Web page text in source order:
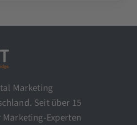
Marketing
Seit über 15
Experten